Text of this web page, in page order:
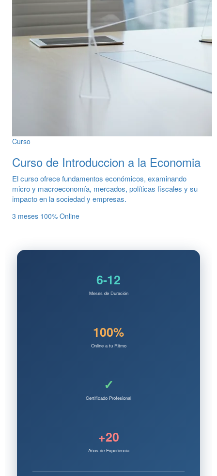
Curso
Curso de Introduccion a la Economia
El curso ofrece fundamentos económicos, examinando
micro y macroeconomía, mercados, políticas fiscales y su
impacto en la sociedad y empresas.
3 meses 100% Online
6-12
Meses de Duración
100%
Online a tu Ritmo
✓
Certificado Profesional
+20
Años de Experiencia